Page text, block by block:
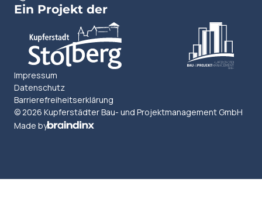
Ein Projekt der
© 2026 Kupferstädter Bau- und Projektmanagement GmbH
Made by
Impressum
Datenschutz
Barrierefreiheitserklärung